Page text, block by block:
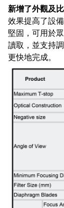
新增了外觀及
效果提高了設
堅固，可用於
讀取，並支持
更快地完成。